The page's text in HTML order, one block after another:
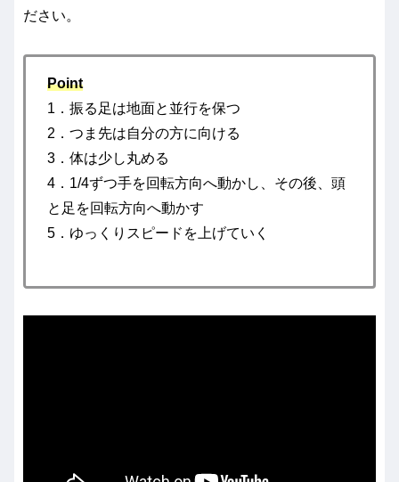
ださい。
Point
1．振る足は地面と並行を保つ
2．つま先は自分の方に向ける
3．体は少し丸める
4．1/4ずつ手を回転方向へ動かし、その後、頭
と足を回転方向へ動かす
5．ゆっくりスピードを上げていく